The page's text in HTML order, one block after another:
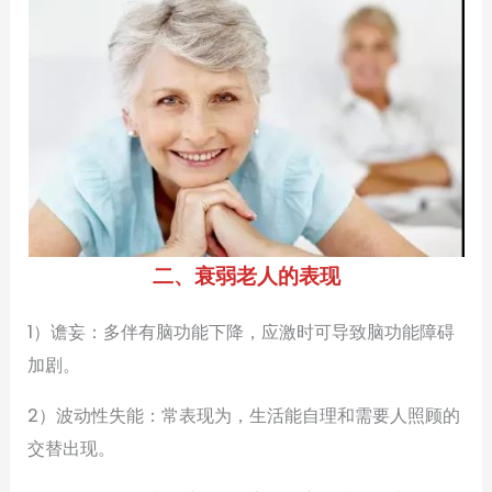
二、衰弱老人的表现
1）谵妄：多伴有脑功能下降，应激时可导致脑功能障碍
加剧。
2）波动性失能：常表现为，生活能自理和需要人照顾的
交替出现。